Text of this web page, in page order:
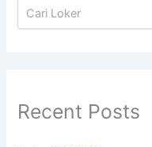
Recent Posts